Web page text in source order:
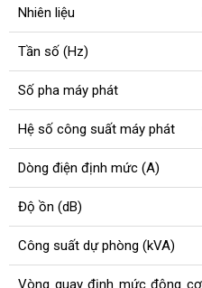
Nhiên liệu
Tần số (Hz)
Số pha máy phát
Hệ số công suất máy phát
Dòng điện định mức (A)
Độ ồn (dB)
Công suất dự phòng (kVA)
Vòng quay định mức động cơ